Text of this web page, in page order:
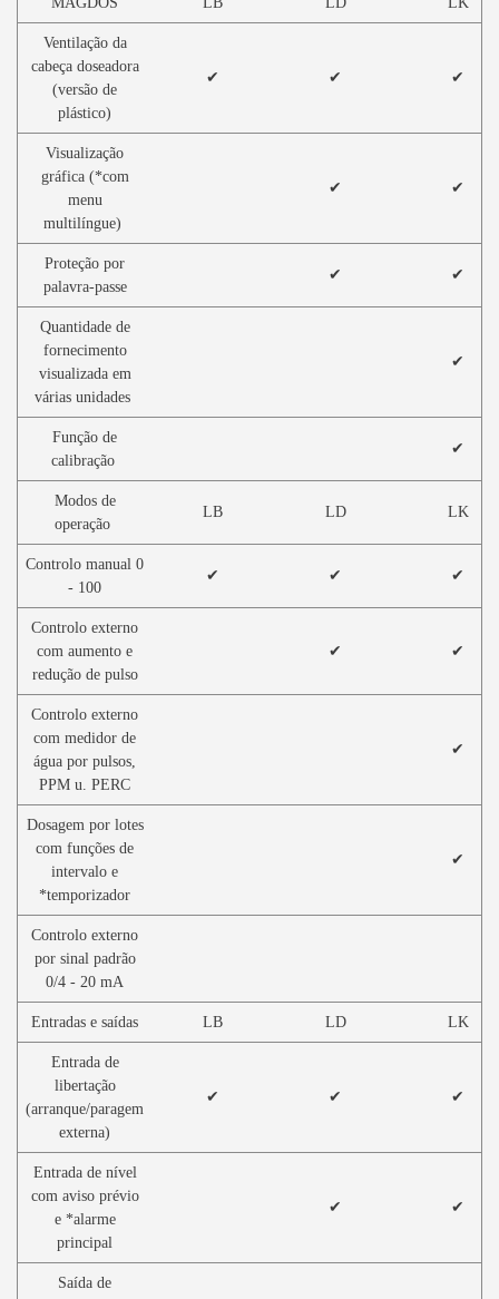
Ventilação da
cabeça doseadora
(versão de
plástico)
✔ ✔ ✔
Visualização
gráfica (*com
menu
multilíngue)
✔ ✔
Proteção por
palavra-passe
✔ ✔
Quantidade de
fornecimento
visualizada em
várias unidades
✔
Função de
calibração
✔
Modos de
operação
LB LD LK
Controlo manual 0
- 100
✔ ✔ ✔
Controlo externo
com aumento e
redução de pulso
✔ ✔
Controlo externo
com medidor de
água por pulsos,
PPM u. PERC
✔
Dosagem por lotes
com funções de
intervalo e
*temporizador
✔
Controlo externo
por sinal padrão
0/4 - 20 mA
Entradas e saídas LB LD LK
Entrada de
libertação
(arranque/paragem
externa)
✔ ✔ ✔
Entrada de nível
com aviso prévio
e *alarme
principal
✔ ✔
Saída de